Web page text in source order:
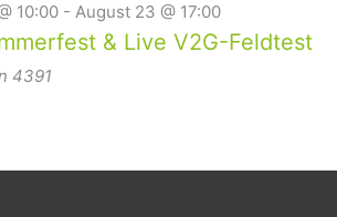
10:00 - August 23 @ 17:00
& Live V2G-Feldtest
4391